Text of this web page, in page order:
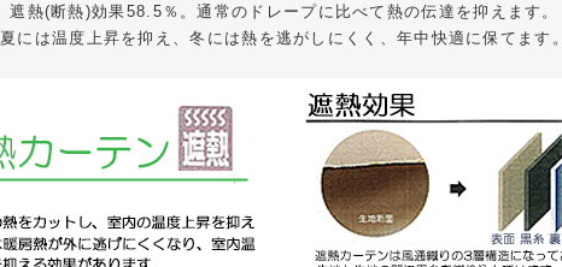
遮熱(断熱)効果58.5％。通常のドレープに比べて熱の伝達を抑えます。
夏には温度上昇を抑え、冬には熱を逃がしにくく、年中快適に保てます。